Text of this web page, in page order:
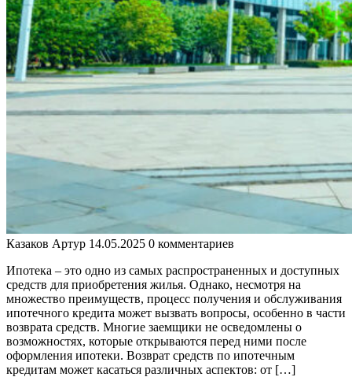
Казаков Артур 14.05.2025 0 комментариев
Ипотека – это одно из самых распространенных и доступных
средств для приобретения жилья. Однако, несмотря на
множество преимуществ, процесс получения и обслуживания
ипотечного кредита может вызвать вопросы, особенно в части
возврата средств. Многие заемщики не осведомлены о
возможностях, которые открываются перед ними после
оформления ипотеки. Возврат средств по ипотечным
кредитам может касаться различных аспектов: от […]